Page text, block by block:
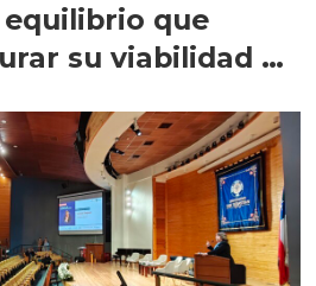
que
su viabilidad de